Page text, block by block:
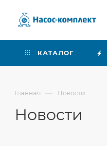
КАТАЛОГ
Главная — Новости
Новости